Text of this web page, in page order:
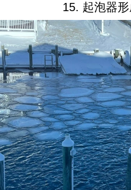
15. 起泡器